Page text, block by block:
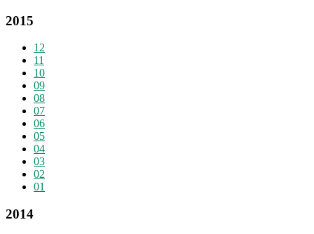
2015
12
11
10
09
08
07
06
05
04
03
02
01
2014